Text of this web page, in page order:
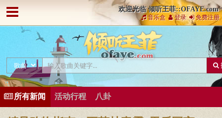
欢迎光临 倾听王菲::OFAYE.com
音乐盒 登录 免费注册
所有新闻 活动行程 八卦